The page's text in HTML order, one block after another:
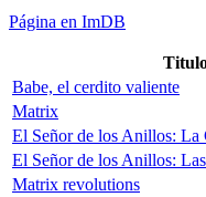
Página en ImDB
Babe, el cerdito valiente
Matrix
El Señor de los Anillos:
El Señor de los Anillos:
Matrix revolutions